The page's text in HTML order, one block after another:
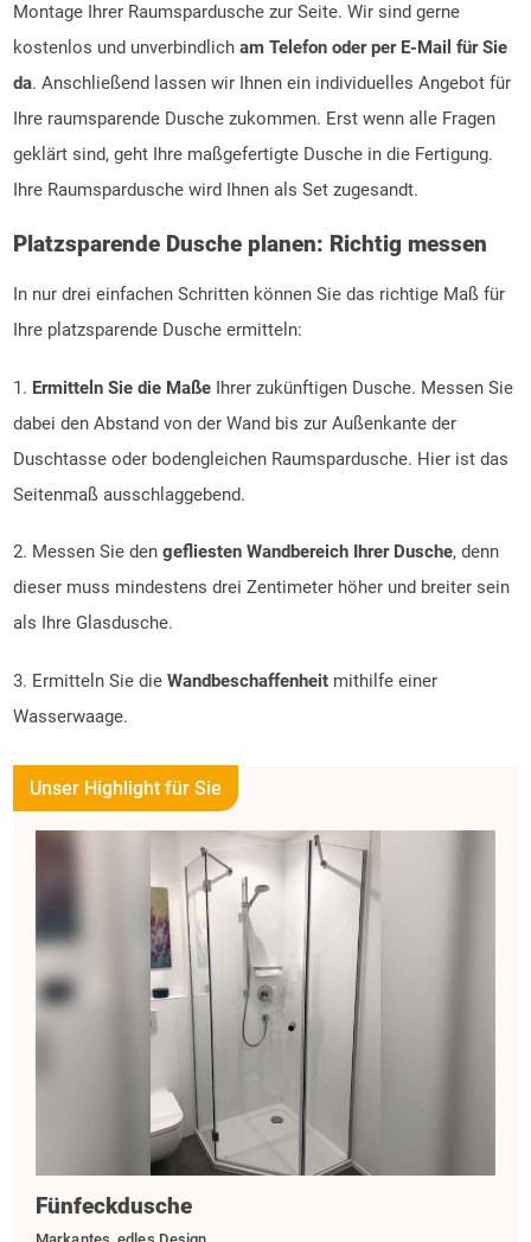
Montage Ihrer Raumspardusche zur Seite. Wir sind gerne
kostenlos und unverbindlicham Telefon oder per E-Mail für Sie
da. Anschließend lassen wir Ihnen ein individuelles Angebot für
Ihre raumsparende Dusche zukommen. Erst wenn alle Fragen
geklärt sind, geht Ihre maßgefertigte Dusche in die Fertigung.
Ihre Raumspardusche wird Ihnen als Set zugesandt.
Platzsparende Dusche planen: Richtig messen
In nur drei einfachen Schritten können Sie das richtige Maß für
Ihre platzsparende Dusche ermitteln:
1. Ermitteln Sie die Maße Ihrer zukünftigen Dusche. Messen Sie
dabei den Abstand von der Wand bis zur Außenkante der
Duschtasse oder bodengleichen Raumspardusche. Hier ist das
Seitenmaß ausschlaggebend.
2. Messen Sie dengefliesten Wandbereich Ihrer Dusche, denn
dieser muss mindestens drei Zentimeter höher und breiter sein
als Ihre Glasdusche.
3. Ermitteln Sie dieWandbeschaffenheit mithilfe einer
Wasserwaage.
Unser Highlight für Sie
Fünfeckdusche